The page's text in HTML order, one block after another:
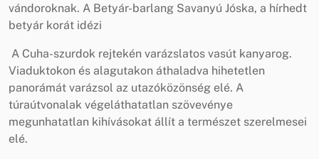
vándoroknak. A Betyár-barlang Savanyú Jóska, a hírhedt
betyár korát idézi
A Cuha-szurdok rejtekén varázslatos vasút kanyarog.
Viaduktokon és alagutakon áthaladva hihetetlen
panorámát varázsol az utazóközönség elé. A
túraútvonalak végeláthatatlan szövevénye
megunhatatlan kihívásokat állít a természet szerelmesei
elé.